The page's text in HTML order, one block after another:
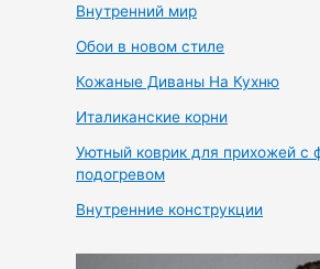
Внутренний мир
Обои в новом стиле
Кожаные Диваны На Кухню
Италиканские корни
Уютный коврик для прихожей с
подогревом
Внутренние конструкции